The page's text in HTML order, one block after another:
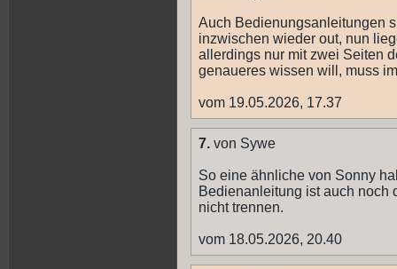
Auch Bedienungsanleitungen
inzwischen wieder out, nun
allerdings nur mit zwei Seiten
genaueres wissen will, muss
vom 19.05.2026, 17.37
7. von Sywe
So eine ähnliche von Sonny
Bedienanleitung ist auch noch
nicht trennen.
vom 18.05.2026, 20.40